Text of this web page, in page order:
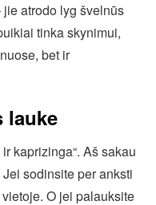
atrodo lyg švelnūs
tinka skynimui,
bet ir
lauke
kaprizinga“. Aš sakau
sodinsite per anksti
O jei palauksite